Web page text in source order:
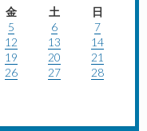
金 土
日
5 6
7
12 13
14
19 20
21
26 27
28